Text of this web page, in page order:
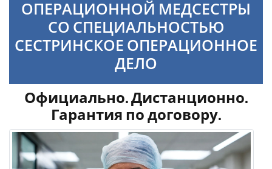
ОПЕРАЦИОННОЙ МЕДСЕСТРЫ
СО СПЕЦИАЛЬНОСТЬЮ
СЕСТРИНСКОЕ ОПЕРАЦИОННОЕ
ДЕЛО
Официально. Дистанционно.
Гарантия по договору.